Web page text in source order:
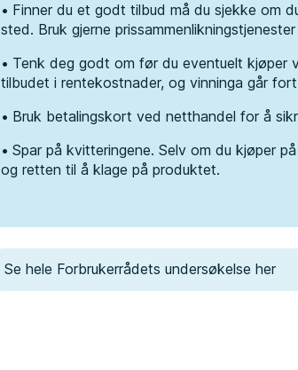
Finner du et godt tilbud må du sjekke om
sted. Bruk gjerne
Tenk deg godt om før du eventuelt kjøper
tilbudet i rentekostnader, og vinninga går
Bruk betalingskort ved netthandel for å
Spar på kvitteringene. Selv om du kjøper
og retten til å klage på produktet.
Se hele Forbrukerrådets undersøkelse her